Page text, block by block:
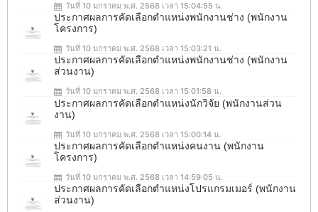
วันที่ 10 มกราคม พ.ศ. 2568 เวลา 15:04:55 น.
ประกาศผลการคัดเลือกตำแหน่งพนักงานช่าง (พนักงาน
โครงการ)
วันที่ 10 มกราคม พ.ศ. 2568 เวลา 15:03:21 น.
ประกาศผลการคัดเลือกตำแหน่งพนักงานช่าง (พนักงาน
ส่วนงาน)
วันที่ 10 มกราคม พ.ศ. 2568 เวลา 15:01:58 น.
ประกาศผลการคัดเลือกตำแหน่งนักวิจัย (พนักงานส่วน
งาน)
วันที่ 10 มกราคม พ.ศ. 2568 เวลา 15:00:14 น.
ประกาศผลการคัดเลือกตำแหน่งคนงาน (พนักงาน
โครงการ)
วันที่ 10 มกราคม พ.ศ. 2568 เวลา 14:59:05 น.
ประกาศผลการคัดเลือกตำแหน่งโปรแกรมเมอร์ (พนักงาน
ส่วนงาน)